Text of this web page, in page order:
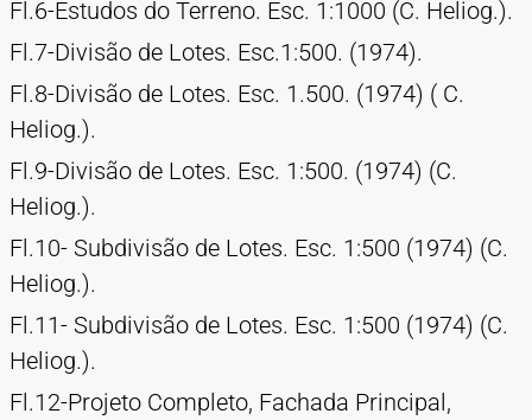
Fl.6-Estudos do Terreno. Esc. 1:1000 (C. Heliog.).
Fl.7-Divisão de Lotes. Esc.1:500. (1974).
Fl.8-Divisão de Lotes. Esc. 1.500. (1974) ( C.
Heliog.).
Fl.9-Divisão de Lotes. Esc. 1:500. (1974) (C.
Heliog.).
Fl.10- Subdivisão de Lotes. Esc. 1:500 (1974) (C.
Heliog.).
Fl.11- Subdivisão de Lotes. Esc. 1:500 (1974) (C.
Heliog.).
Fl.12-Projeto Completo, Fachada Principal,